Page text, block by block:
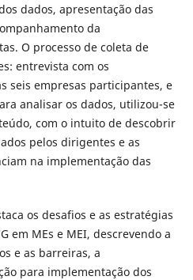
dados, apresentação das
da
O processo de coleta de
entrevista com os
seis empresas participantes, e
analisar os dados, utilizou-se
com o intuito de descobrir
pelos dirigentes e as
na implementação das
os desafios e as estratégias
em MEs e MEI, descrevendo a
e as barreiras, a
para implementação dos